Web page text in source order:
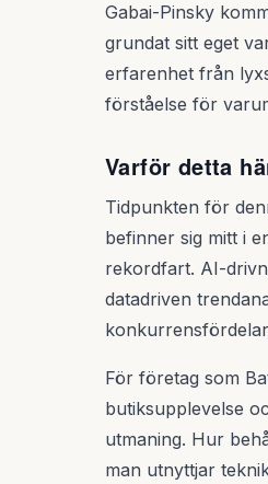
Gabai-Pinsky
grundat sitt eget
erfarenhet från
förståelse för
Varför detta
Tidpunkten för
befinner sig mitt i
rekordfart. AI-
datadriven
För företag som
butiksupplevelse
utmaning. Hur
man utnyttjar